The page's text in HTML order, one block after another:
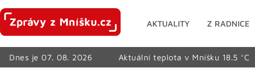
AKTUALITY Z RADNICE
Dnes je 07. 08. 2026 Aktuální teplota v Mníšku 18.5 °C